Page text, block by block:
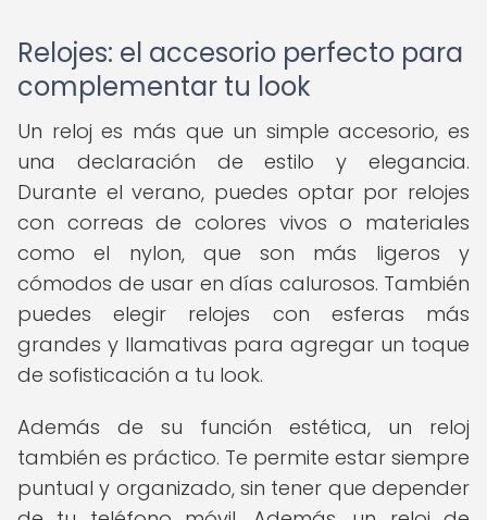
Relojes: el accesorio perfecto para
complementar tu look
Un reloj es más que un simple accesorio, es
una declaración de estilo y elegancia.
Durante el verano, puedes optar por relojes
con correas de colores vivos o materiales
como el nylon, que son más ligeros y
cómodos de usar en días calurosos. También
puedes elegir relojes con esferas más
grandes y llamativas para agregar un toque
de sofisticación a tu look.
Además de su función estética, un reloj
también es práctico. Te permite estar siempre
puntual y organizado, sin tener que depender